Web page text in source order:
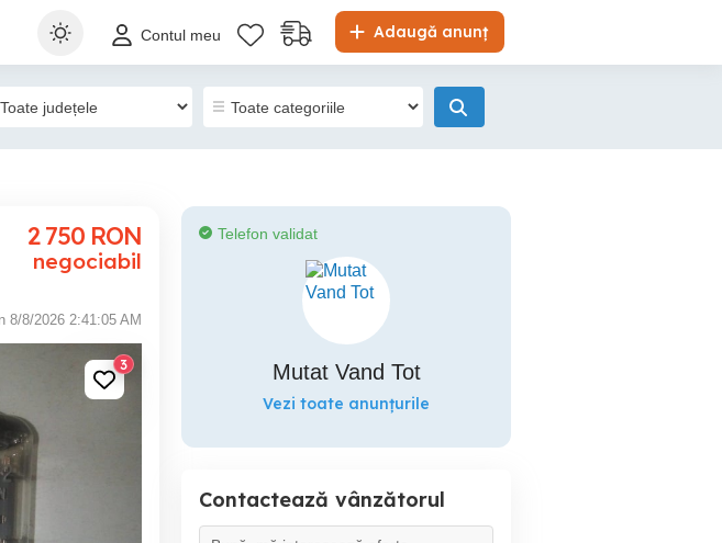
Adaugă anunț
Contul meu
2 750 RON
negociabil
8/8/2026 2:41:05 AM
3
Telefon validat
Mutat Vand Tot
Vezi toate anunțurile
Contactează vânzătorul